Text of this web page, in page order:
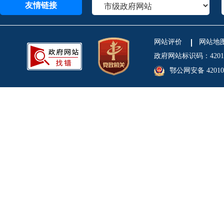
友情链接
网站评价
网站地
政府网站标识码：
鄂公网安备